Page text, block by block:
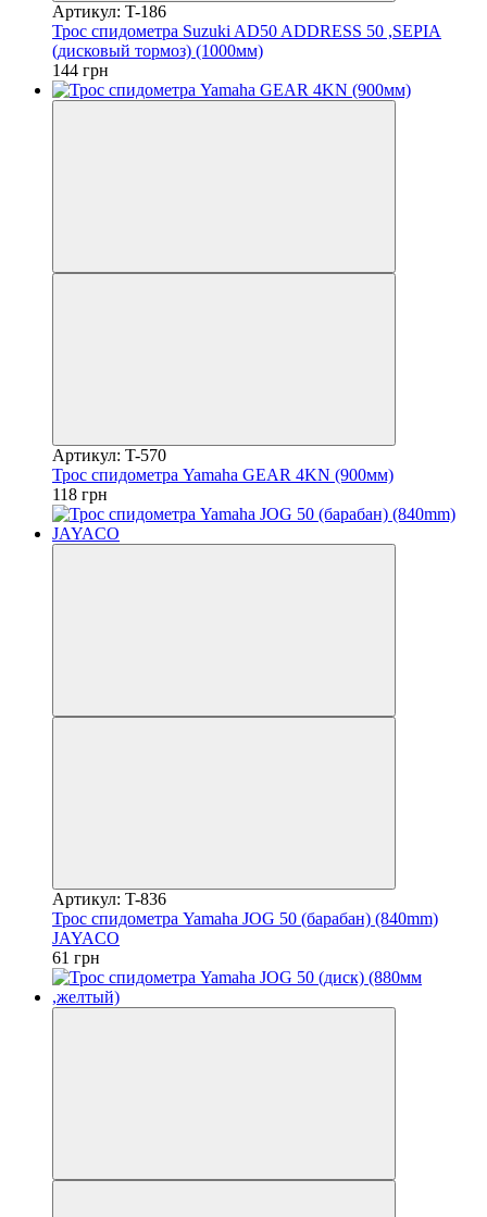
Артикул: T-186
Трос спидометра Suzuki AD50 ADDRESS 50 ,SEPIA
(дисковый тормоз) (1000мм)
144 грн
Артикул: T-570
Трос спидометра Yamaha GEAR 4KN (900мм)
118 грн
Артикул: T-836
Трос спидометра Yamaha JOG 50 (барабан) (840mm)
JAYACO
61 грн